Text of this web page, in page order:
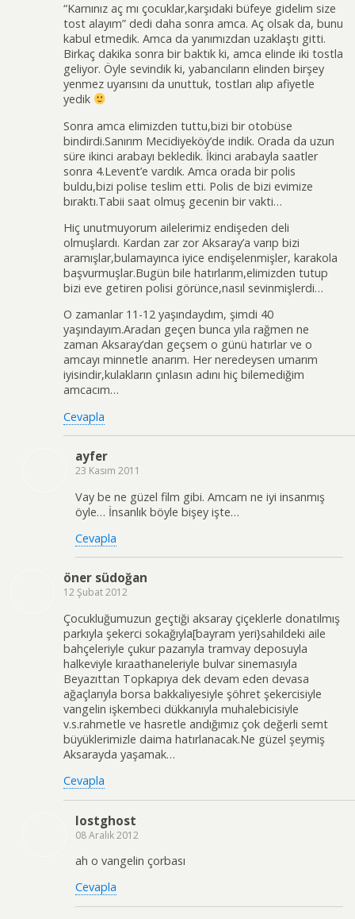
“Karnınız aç mı çocuklar,karşıdaki büfeye gidelim size
tost alayım” dedi daha sonra amca. Aç olsak da, bunu
kabul etmedik. Amca da yanımızdan uzaklaştı gitti.
Birkaç dakika sonra bir baktık ki, amca elinde iki tostla
geliyor. Öyle sevindik ki, yabancıların elinden birşey
yenmez uyarısını da unuttuk, tostları alıp afiyetle
yedik
Sonra amca elimizden tuttu,bizi bir otobüse
bindirdi.Sanırım Mecidiyeköy’de indik. Orada da uzun
süre ikinci arabayı bekledik. İkinci arabayla saatler
sonra 4.Levent’e vardık. Amca orada bir polis
buldu,bizi polise teslim etti. Polis de bizi evimize
bıraktı.Tabii saat olmuş gecenin bir vakti…
Hiç unutmuyorum ailelerimiz endişeden deli
olmuşlardı. Kardan zar zor Aksaray’a varıp bizi
aramışlar,bulamayınca iyice endişelenmişler, karakola
başvurmuşlar.Bugün bile hatırlarım,elimizden tutup
bizi eve getiren polisi görünce,nasıl sevinmişlerdi…
O zamanlar 11-12 yaşındaydım, şimdi 40
yaşındayım.Aradan geçen bunca yıla rağmen ne
zaman Aksaray’dan geçsem o günü hatırlar ve o
amcayı minnetle anarım. Her neredeysen umarım
iyisindir,kulakların çınlasın adını hiç bilemediğim
amcacım…
Cevapla
ayfer
23 Kasım 2011
Vay be ne güzel film gibi. Amcam ne iyi insanmış
öyle… İnsanlık böyle bişey işte…
Cevapla
öner südoğan
12 Şubat 2012
Çocukluğumuzun geçtiği aksaray çiçeklerle donatılmış
parkıyla şekerci sokağıyla[bayram yeri}sahildeki aile
bahçeleriyle çukur pazarıyla tramvay deposuyla
halkeviyle kıraathaneleriyle bulvar sinemasıyla
Beyazıttan Topkapıya dek devam eden devasa
ağaçlarıyla borsa bakkaliyesiyle şöhret şekercisiyle
vangelin işkembeci dükkanıyla muhalebicisiyle
v.s.rahmetle ve hasretle andığımız çok değerli semt
büyüklerimizle daima hatırlanacak.Ne güzel şeymiş
Aksarayda yaşamak…
Cevapla
lostghost
08 Aralık 2012
ah o vangelin çorbası
Cevapla